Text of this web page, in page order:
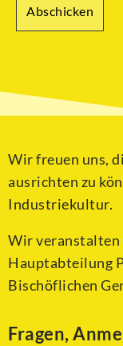
Wir freuen uns,
ausrichten zu
Industriekultur.
Wir veranstalten
Haupt­abteilung
Bischöflichen
Fragen,